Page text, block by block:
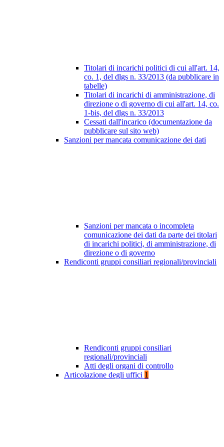
Titolari di incarichi politici di cui all'art. 14,
co. 1, del dlgs n. 33/2013 (da pubblicare in
tabelle)
Titolari di incarichi di amministrazione, di
direzione o di governo di cui all'art. 14, co.
1-bis, del dlgs n. 33/2013
Cessati dall'incarico (documentazione da
pubblicare sul sito web)
Sanzioni per mancata comunicazione dei dati
Sanzioni per mancata o incompleta
comunicazione dei dati da parte dei titolari
di incarichi politici, di amministrazione, di
direzione o di governo
Rendiconti gruppi consiliari regionali/provinciali
Rendiconti gruppi consiliari
regionali/provinciali
Atti degli organi di controllo
Articolazione degli uffici 1